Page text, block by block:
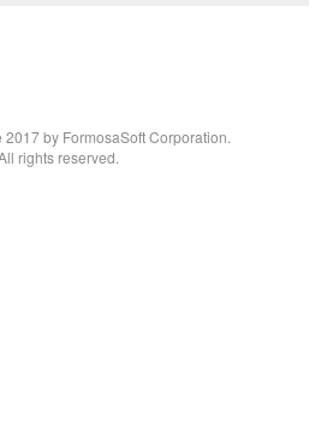
by FormosaSoft Corporation.
rights reserved.